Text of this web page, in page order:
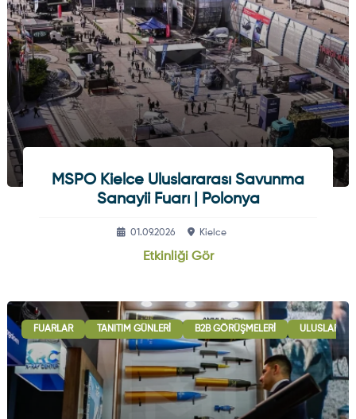
MSPO Kielce Uluslararası Savunma
Sanayii Fuarı | Polonya
01.09.2026 Kielce
Etkinliği Gör
FUARLAR TANITIM GÜNLERI B2B GÖRÜŞMELERI